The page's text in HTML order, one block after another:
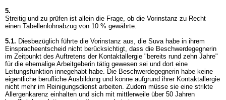
5.
Streitig und zu prüfen ist allein die Frage, ob die Vorinstanz zu Recht
einen Tabellenlohnabzug von 10 % gewährte.
5.1. Diesbezüglich führte die Vorinstanz aus, die Suva habe in ihrem
Einspracheentscheid nicht berücksichtigt, dass die Beschwerdegegnerin
im Zeitpunkt des Auftretens der Kontaktallergie "bereits rund zehn Jahre"
für die ehemalige Arbeitgeberin tätig gewesen sei und dort eine
Leitungsfunktion innegehabt habe. Die Beschwerdegegnerin habe keine
eigentliche berufliche Ausbildung und könne aufgrund ihrer Kontaktallergie
nicht mehr im Reinigungsdienst arbeiten. Zudem müsse sie eine strikte
Allergenkarenz einhalten und sich mit mittlerweile über 50 Jahren